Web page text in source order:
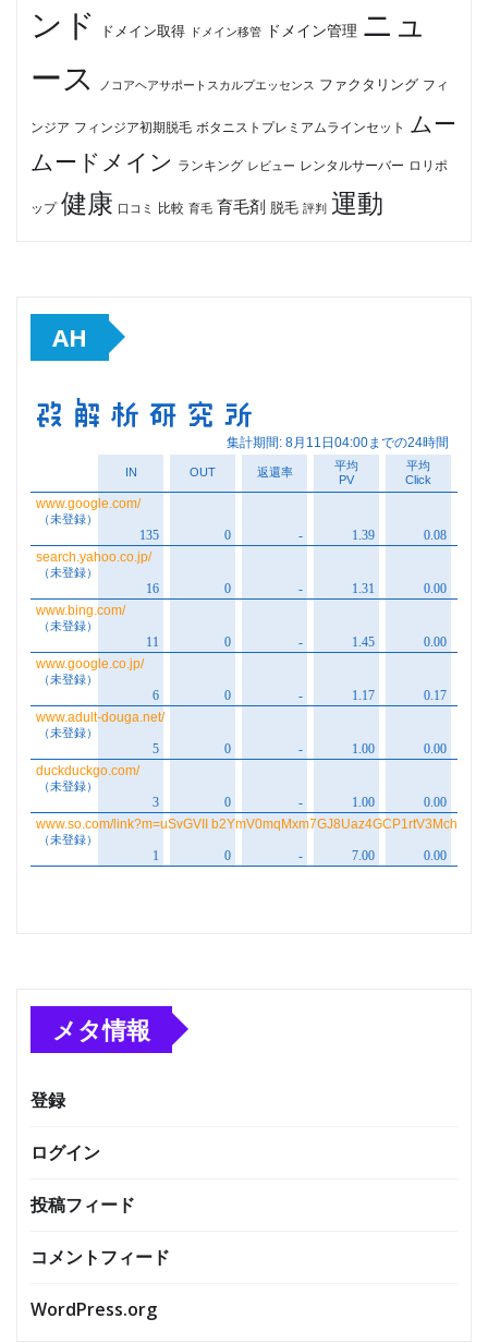
ンド
ドメイン取得 ドメイン移管 ドメイン管理 ニュ
ース
ノコアヘアサポートスカルプエッセンス ファクタリング フィ
ンジア フィンジア初期脱毛 ボタニストプレミアムラインセット ムー
ムードメイン ランキング レビュー レンタルサーバー ロリポ
ップ 健康 口コミ 比較 育毛 育毛剤 脱毛 評判 運動
AH
メタ情報
登録
ログイン
投稿フィード
コメントフィード
WordPress.org